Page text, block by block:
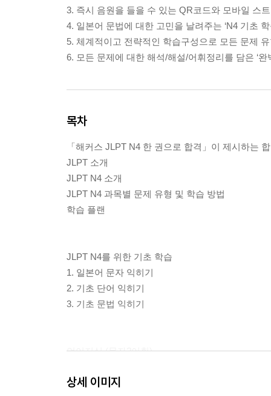
3. 즉시 음원을 들을 수 있는 QR코드와 모바일 스
4. 일본어 문법에 대한 고민을 날려주는 ‘N4 기초
5. 체계적이고 전략적인 학습구성으로 모든 문제
6. 모든 문제에 대한 해석/해설/어휘정리를 담은 ‘
목차
「해커스 JLPT N4 한 권으로 합격」이 제시하는
JLPT 소개
JLPT N4 소개
JLPT N4 과목별 문제 유형 및 학습 방법
학습 플랜
JLPT N4를 위한 기초 학습
1. 일본어 문자 익히기
2. 기초 단어 익히기
3. 기초 문법 익히기
언어지식 (문자?어휘)
문제 2 표기
상세 이미지